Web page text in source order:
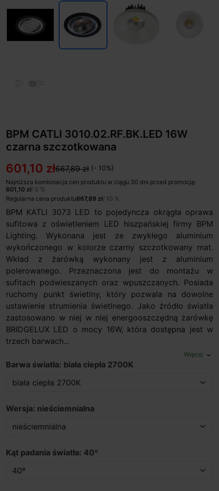
BPM CATLI 3010.02.RF.BK.LED 16W
czarna szczotkowana
601,10 zł667,89 zł (- 10%)
Najniższa kombinacja cen produktu w ciągu 30 dni przed promocją:
601,10 zł/ 0 %
Regularna cena produktu667,89 zł/ 10 %
BPM KATLI 3073 LED to pojedyncza okrągła oprawa
sufitowa z oświetleniem LED hiszpańskiej firmy BPM
Lighting. Wykonana jest ze zwykłego aluminium
wykończonego w kolorze czarny szczotkowany mat.
Wkład z żarówką wykonany jest z aluminium
polerowanego. Przeznaczona jest do montażu w
sufitach podwieszanych oraz wpuszczanych. Posiada
ruchomy punkt świetlny, który pozwala na dowolne
ustawienie strumienia świetlnego. Jako źródło światła
zastosowano w niej w niej energooszczędną żarówkę
BRIDGELUX LED o mocy 16W, która dostępna jest w
trzech barwach...
Więcej expand_more
Barwa światła: biała ciepła 2700K
Wersja: nieściemnialna
Kąt padania światła: 40º